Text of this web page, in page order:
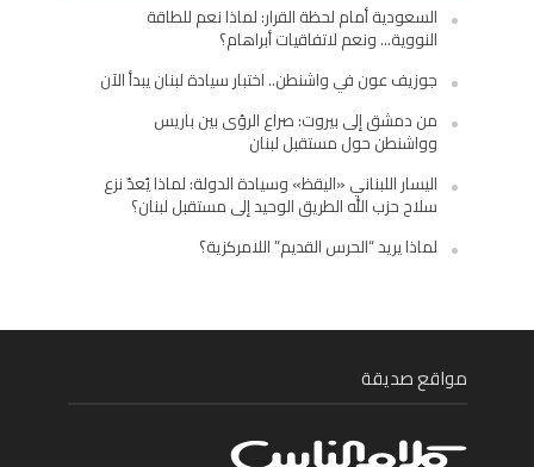
السعودية أمام لحظة القرار: لماذا نعم للطاقة
النووية… ونعم لاتفاقيات أبراهام؟
جوزيف عون في واشنطن.. اختبار سيادة لبنان يبدأ الآن
من دمشق إلى بيروت: صراع الرؤى بين باريس
وواشنطن حول مستقبل لبنان
اليسار اللبناني «اليقظ» وسيادة الدولة: لماذا يُعدّ نزع
سلاح حزب الله الطريق الوحيد إلى مستقبل لبنان؟
لماذا يريد “الحرس القديم” اللامركزية؟
مواقع صديقة